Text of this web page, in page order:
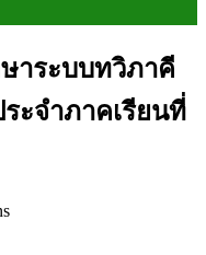
าระบบทวิภาคี
ะจำภาคเรียนที่